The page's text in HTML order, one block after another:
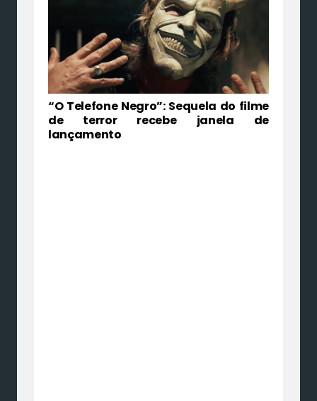
“O Telefone Negro”: Sequela do filme
de terror recebe janela de
lançamento